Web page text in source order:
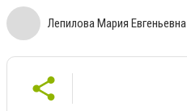
Лепилова Мария Евгеньевна